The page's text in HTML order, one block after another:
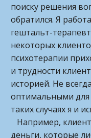
поиску решения
обратился. Я
гештальт-
некоторых
психотерапии
и трудности
историей. Не
оптимальными для
таких случаях я и
Например,
деньги, которые